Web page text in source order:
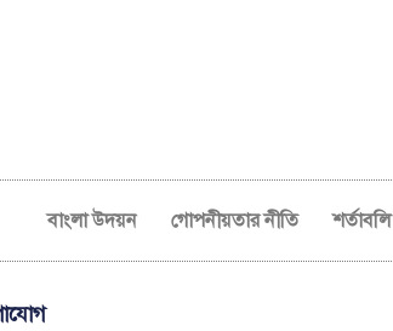
বাংলা উদয়ন গোপনীয়তার নীতি শর্তাবলি